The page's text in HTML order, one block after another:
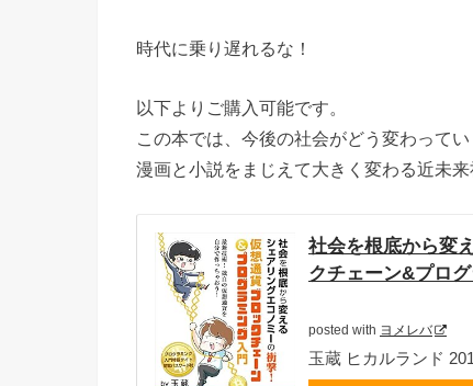
時代に乗り遅れるな！
以下よりご購入可能です。
この本では、今後の社会がどう変わってい
漫画と小説をまじえて大きく変わる近未
社会を根底から変
クチェーン&プロ
posted with ヨメレバ
玉蔵 ヒカルランド